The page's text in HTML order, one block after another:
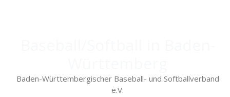
Baden-Württembergischer Baseball- und Softballverband
e.V.